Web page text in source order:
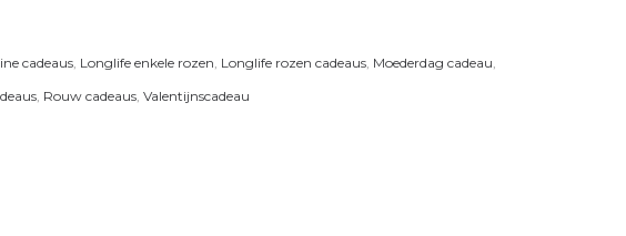
cadeaus, Longlife enkele rozen, Longlife rozen cadeaus, Moederdag cadeau,
, Rouw cadeaus, Valentijnscadeau